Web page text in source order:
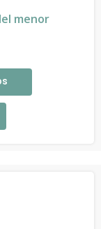
menor